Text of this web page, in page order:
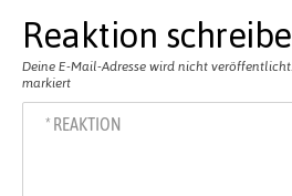
Reaktion
Deine E-Mail-Adresse wird nicht veröffentlicht.
markiert